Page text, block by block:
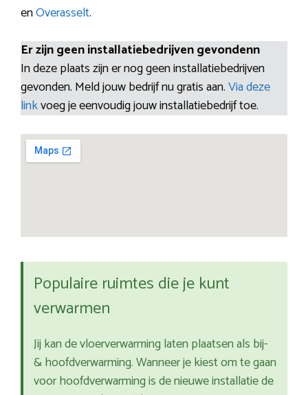
enOverasselt.
Er zijn geen installatiebedrijven gevondenn
In deze plaats zijn er nog geen installatiebedrijven
gevonden. Meld jouw bedrijf nu gratis aan.Via deze
linkvoeg je eenvoudig jouw installatiebedrijf toe.
Populaire ruimtes die je kunt
verwarmen
Jij kan de vloerverwarming laten plaatsen als bij-
& hoofdverwarming. Wanneer je kiest om te gaan
voor hoofdverwarming is de nieuwe installatie de